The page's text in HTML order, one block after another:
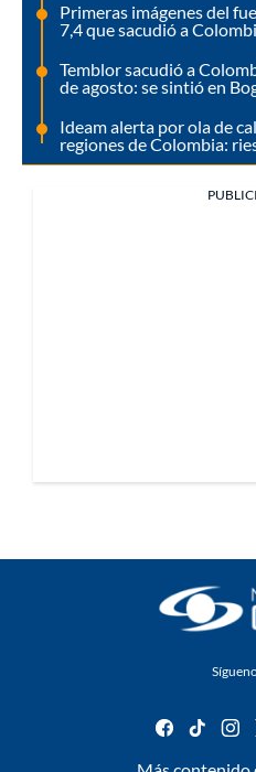
Primeras imágenes del
7,4 que sacudió a
Temblor sacudió a
de agosto: se sintió en
Ideam alerta por ola de
regiones de Colombia:
facebook
tiktok